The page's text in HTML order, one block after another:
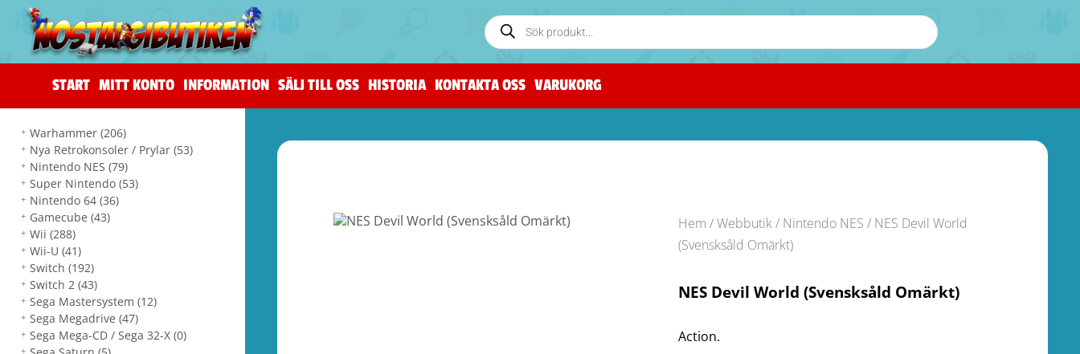
START MITT KONTO INFORMATION SÄLJ TILL OSS HISTORIA KONTAKTA OSS VARUKORG
Warhammer(206)
Nya Retrokonsoler / Prylar(53)
Nintendo NES(79)
Super Nintendo(53)
Nintendo 64(36)
Gamecube(43)
Wii(288)
Wii-U(41)
Switch(192)
Switch 2(43)
Sega Mastersystem(12)
Sega Megadrive(47)
Sega Mega-CD / Sega 32-X(0)
Hem /Webbutik/ Nintendo NES / NES Devil World
(Svensksåld Omärkt)
NES Devil World (Svensksåld Omärkt)
Action.